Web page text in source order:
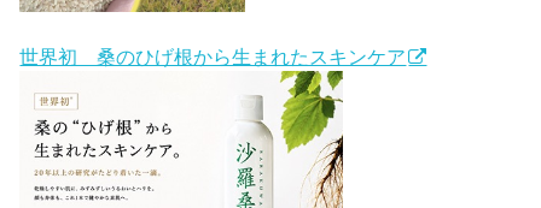
世界初 桑のひげ根から生まれたスキンケア